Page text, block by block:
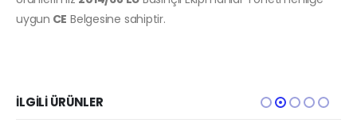
uygun CE Belgesine sahiptir.
İLGILI ÜRÜNLER